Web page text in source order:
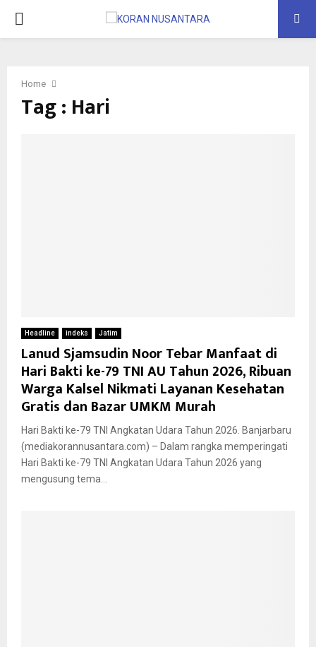
PRIMARY
Home
Tag : Hari
Headline indeks Jatim
Lanud Sjamsudin Noor Tebar Manfaat di
Hari Bakti ke-79 TNI AU Tahun 2026, Ribuan
Warga Kalsel Nikmati Layanan Kesehatan
Gratis dan Bazar UMKM Murah
Hari Bakti ke-79 TNI Angkatan Udara Tahun 2026. Banjarbaru
(mediakorannusantara.com) – Dalam rangka memperingati
Hari Bakti ke-79 TNI Angkatan Udara Tahun 2026 yang
mengusung tema...